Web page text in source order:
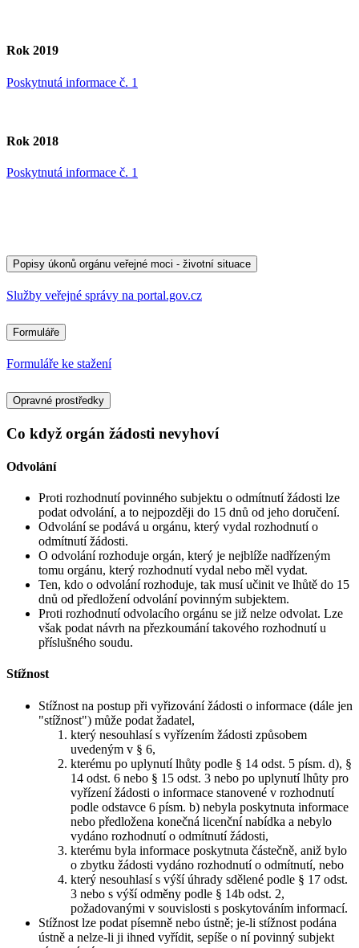
Rok 2019
Poskytnutá informace č. 1
Rok 2018
Poskytnutá informace č. 1
Popisy úkonů orgánu veřejné moci - životní situace
Služby veřejné správy na portal.gov.cz
Formuláře
Formuláře ke stažení
Opravné prostředky
Co když orgán žádosti nevyhoví
Odvolání
Proti rozhodnutí povinného subjektu o odmítnutí žádosti lze
podat odvolání, a to nejpozději do 15 dnů od jeho doručení.
Odvolání se podává u orgánu, který vydal rozhodnutí o
odmítnutí žádosti.
O odvolání rozhoduje orgán, který je nejblíže nadřízeným
tomu orgánu, který rozhodnutí vydal nebo měl vydat.
Ten, kdo o odvolání rozhoduje, tak musí učinit ve lhůtě do 15
dnů od předložení odvolání povinným subjektem.
Proti rozhodnutí odvolacího orgánu se již nelze odvolat. Lze
však podat návrh na přezkoumání takového rozhodnutí u
příslušného soudu.
Stížnost
Stížnost na postup při vyřizování žádosti o informace (dále jen
"stížnost") může podat žadatel,
který nesouhlasí s vyřízením žádosti způsobem
uvedeným v § 6,
kterému po uplynutí lhůty podle § 14 odst. 5 písm. d), §
14 odst. 6 nebo § 15 odst. 3 nebo po uplynutí lhůty pro
vyřízení žádosti o informace stanovené v rozhodnutí
podle odstavce 6 písm. b) nebyla poskytnuta informace
nebo předložena konečná licenční nabídka a nebylo
vydáno rozhodnutí o odmítnutí žádosti,
kterému byla informace poskytnuta částečně, aniž bylo
o zbytku žádosti vydáno rozhodnutí o odmítnutí, nebo
který nesouhlasí s výší úhrady sdělené podle § 17 odst.
3 nebo s výší odměny podle § 14b odst. 2,
požadovanými v souvislosti s poskytováním informací.
Stížnost lze podat písemně nebo ústně; je-li stížnost podána
ústně a nelze-li ji ihned vyřídit, sepíše o ní povinný subjekt